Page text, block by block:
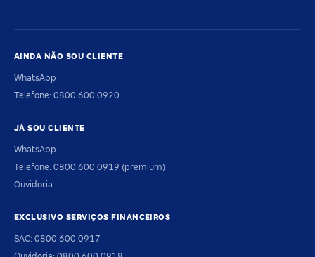
AINDA NÃO SOU CLIENTE
WhatsApp
Telefone: 0800 600 0920
JÁ SOU CLIENTE
WhatsApp
Telefone: 0800 600 0919 (premium)
Ouvidoria
EXCLUSIVO SERVIÇOS FINANCEIROS
SAC: 0800 600 0917